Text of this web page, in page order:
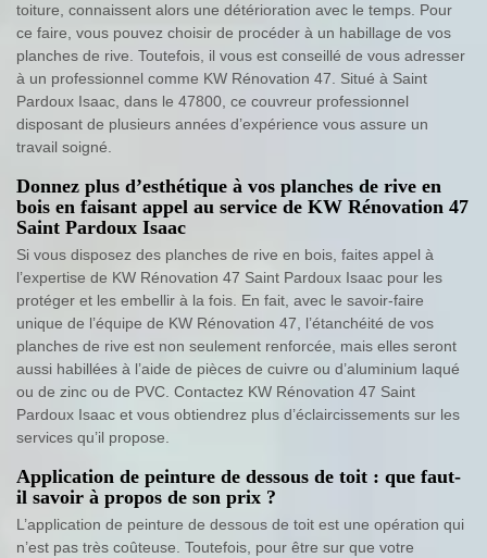
toiture, connaissent alors une détérioration avec le temps. Pour
ce faire, vous pouvez choisir de procéder à un habillage de vos
planches de rive. Toutefois, il vous est conseillé de vous adresser
à un professionnel comme KW Rénovation 47. Situé à Saint
Pardoux Isaac, dans le 47800, ce couvreur professionnel
disposant de plusieurs années d’expérience vous assure un
travail soigné.
Donnez plus d’esthétique à vos planches de rive en
bois en faisant appel au service de KW Rénovation 47
Saint Pardoux Isaac
Si vous disposez des planches de rive en bois, faites appel à
l’expertise de KW Rénovation 47 Saint Pardoux Isaac pour les
protéger et les embellir à la fois. En fait, avec le savoir-faire
unique de l’équipe de KW Rénovation 47, l’étanchéité de vos
planches de rive est non seulement renforcée, mais elles seront
aussi habillées à l’aide de pièces de cuivre ou d’aluminium laqué
ou de zinc ou de PVC. Contactez KW Rénovation 47 Saint
Pardoux Isaac et vous obtiendrez plus d’éclaircissements sur les
services qu’il propose.
Application de peinture de dessous de toit : que faut-
il savoir à propos de son prix ?
L’application de peinture de dessous de toit est une opération qui
n’est pas très coûteuse. Toutefois, pour être sur que votre